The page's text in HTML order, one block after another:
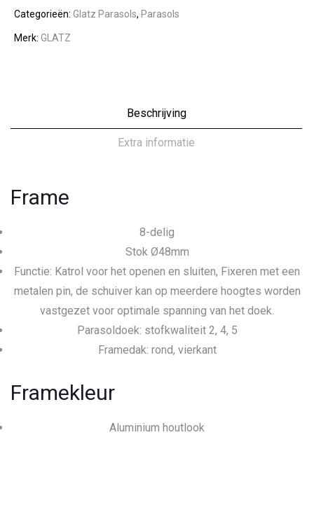
Categorieën: Glatz Parasols, Parasols
Merk: GLATZ
Beschrijving
Extra informatie
Frame
8-delig
Stok Ø48mm
Functie: Katrol voor het openen en sluiten, Fixeren met een
metalen pin, de schuiver kan op meerdere hoogtes worden
vastgezet voor optimale spanning van het doek.
Parasoldoek: stofkwaliteit 2, 4, 5
Framedak: rond, vierkant
Framekleur
Aluminium houtlook